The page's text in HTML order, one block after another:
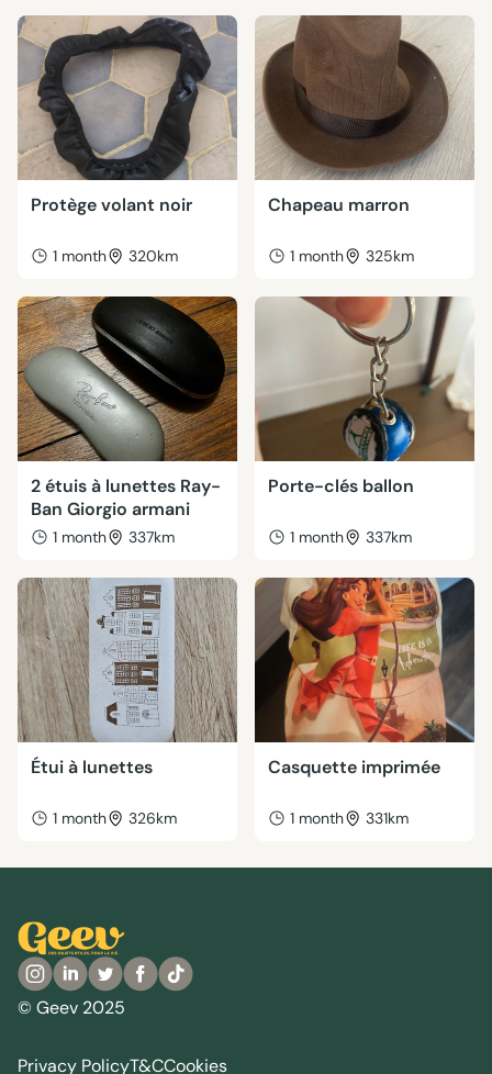
Protège volant noir
1 month 320km
Chapeau marron
1 month 325km
2 étuis à lunettes Ray-
Ban Giorgio armani
1 month 337km
Porte-clés ballon
1 month 337km
Étui à lunettes
1 month 326km
Casquette imprimée
1 month 331km
© Geev 2025
Privacy PolicyT&CCookies